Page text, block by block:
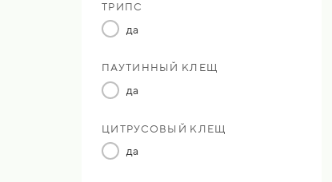
ТРИПС
да
ПАУТИННЫЙ КЛЕЩ
да
ЦИТРУСОВЫЙ КЛЕЩ
да